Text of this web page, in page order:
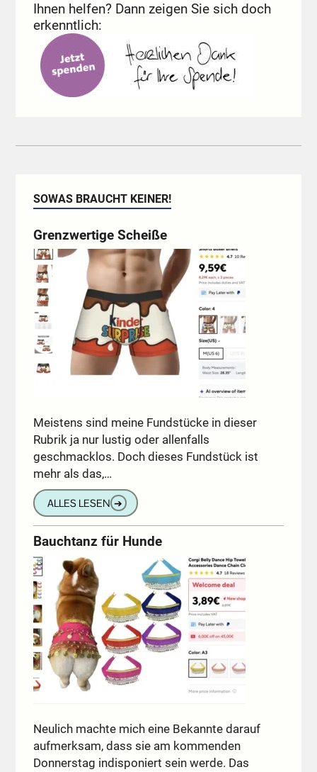
Ihnen helfen? Dann zeigen Sie sich doch
erkenntlich:
SOWAS BRAUCHT KEINER!
Grenzwertige Scheiße
Meistens sind meine Fundstücke in dieser
Rubrik ja nur lustig oder allenfalls
geschmacklos. Doch dieses Fundstück ist
mehr als das,…
ALLES LESEN ➔
Bauchtanz für Hunde
Neulich machte mich eine Bekannte darauf
aufmerksam, dass sie am kommenden
Donnerstag indisponiert sein werde. Das